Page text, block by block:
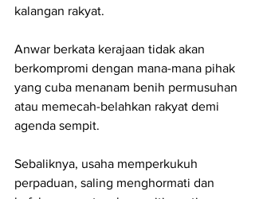
kalangan rakyat.
Anwar berkata kerajaan tidak akan
berkompromi dengan mana-mana pihak
yang cuba menanam benih permusuhan
atau memecah-belahkan rakyat demi
agenda sempit.
Sebaliknya, usaha memperkukuh
perpaduan, saling menghormati dan